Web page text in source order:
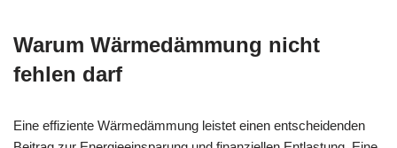
Warum Wärmedämmung nicht
fehlen darf
Eine effiziente Wärmedämmung leistet einen entscheidenden